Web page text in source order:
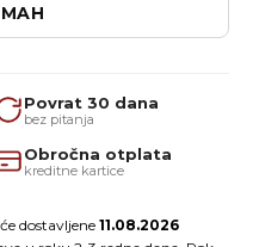
Povrat 30 dana
bez pitanja
Obročna otplata
kreditne kartice
dostavljene 11.08.2026